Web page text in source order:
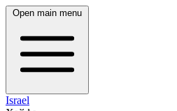
Open main menu
Israel